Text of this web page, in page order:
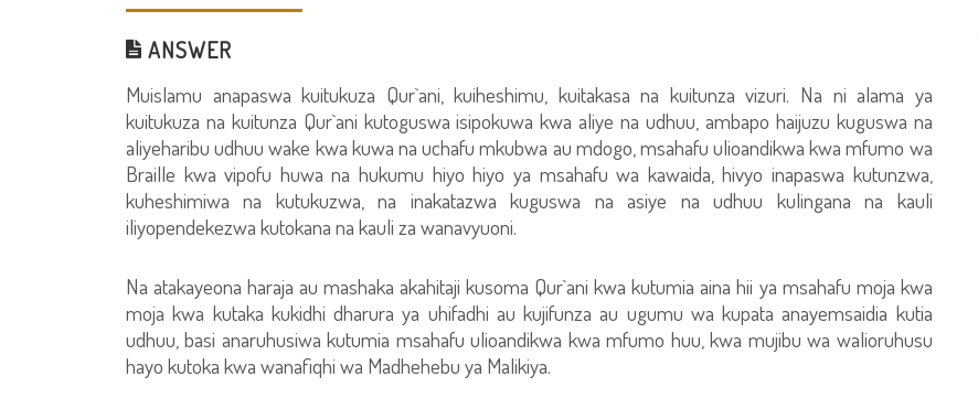
ANSWER
Muislamu anapaswa kuitukuza Qur`ani, kuiheshimu, kuitakasa na kuitunza vizuri. Na ni alama ya
kuitukuza na kuitunza Qur`ani kutoguswa isipokuwa kwa aliye na udhuu, ambapo haijuzu kuguswa na
aliyeharibu udhuu wake kwa kuwa na uchafu mkubwa au mdogo, msahafu ulioandikwa kwa mfumo wa
Braille kwa vipofu huwa na hukumu hiyo hiyo ya msahafu wa kawaida, hivyo inapaswa kutunzwa,
kuheshimiwa na kutukuzwa, na inakatazwa kuguswa na asiye na udhuu kulingana na kauli
iliyopendekezwa kutokana na kauli za wanavyuoni.
Na atakayeona haraja au mashaka akahitaji kusoma Qur`ani kwa kutumia aina hii ya msahafu moja kwa
moja kwa kutaka kukidhi dharura ya uhifadhi au kujifunza au ugumu wa kupata anayemsaidia kutia
udhuu, basi anaruhusiwa kutumia msahafu ulioandikwa kwa mfumo huu, kwa mujibu wa walioruhusu
hayo kutoka kwa wanafiqhi wa Madhehebu ya Malikiya.